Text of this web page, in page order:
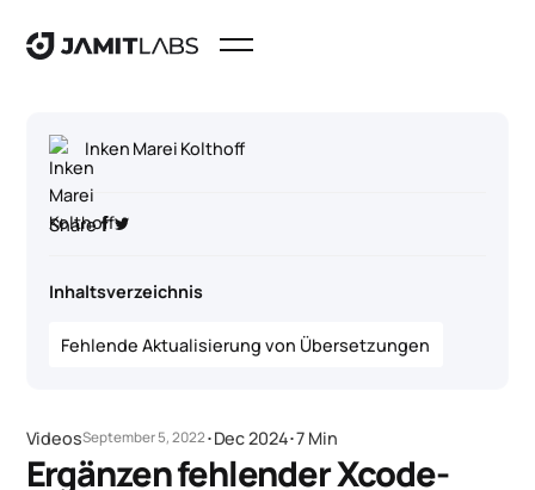
VideosSeptember 5, 2022･Dec 2024･7 Min
Ergänzen fehlender Xcode-
Inken Marei Kolthoff
Share
Inhaltsverzeichnis
Fehlende Aktualisierung von Übersetzungen